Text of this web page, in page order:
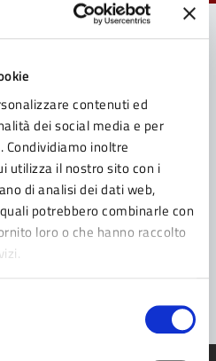
contenuti ed
dei social media e per
inoltre
utilizza il nostro sito con i
di analisi dei dati web,
potrebbero combinarle con
loro o che hanno raccolto